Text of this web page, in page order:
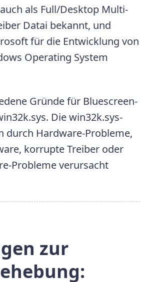
als Full/Desktop Multi-
Datai bekannt, und
für die Entwicklung von
Operating System
Gründe für Bluescreen-
Die win32k.sys-
durch Hardware-Probleme,
korrupte Treiber oder
Probleme verursacht
zur